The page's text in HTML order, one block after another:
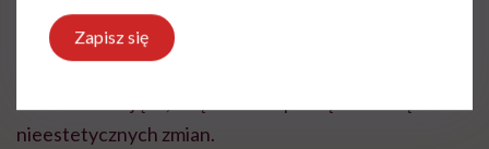
potówki na plecach
nieestetycznych zmian.
Zapisz się